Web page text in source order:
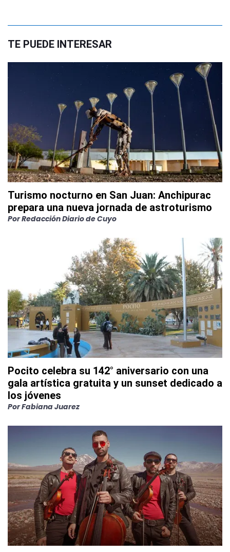
TE PUEDE INTERESAR
Turismo nocturno en San Juan: Anchipurac
prepara una nueva jornada de astroturismo
PorRedacción Diario de Cuyo
Pocito celebra su 142° aniversario con una
gala artística gratuita y un sunset dedicado a
los jóvenes
PorFabiana Juarez